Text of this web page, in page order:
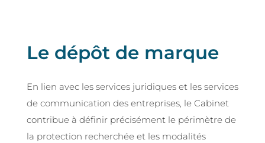
Le dépôt de marque
En lien avec les services juridiques et les services
de communication des entreprises, le Cabinet
contribue à définir précisément le périmètre de
la protection recherchée et les modalités